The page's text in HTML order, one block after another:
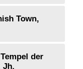
Town,
der
Jh.